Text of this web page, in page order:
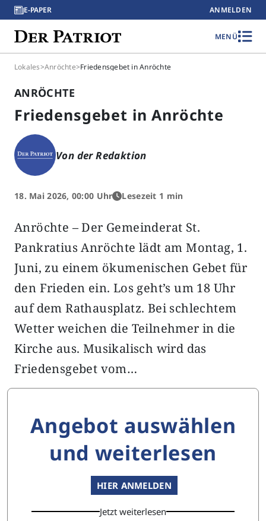
E-PAPER ANMELDEN
MENÜ
Lokales>Anröchte>Friedensgebet in Anröchte
ANRÖCHTE
Friedensgebet in Anröchte
Von der Redaktion
18. Mai 2026, 00:00 Uhr Lesezeit 1 min
Anröchte – Der Gemeinderat St.
Pankratius Anröchte lädt am Montag, 1.
Juni, zu einem ökumenischen Gebet für
den Frieden ein. Los geht’s um 18 Uhr
auf dem Rathausplatz. Bei schlechtem
Wetter weichen die Teilnehmer in die
Kirche aus. Musikalisch wird das
Friedensgebet vom…
Angebot auswählen
und weiterlesen
HIER ANMELDEN
Jetzt weiterlesen